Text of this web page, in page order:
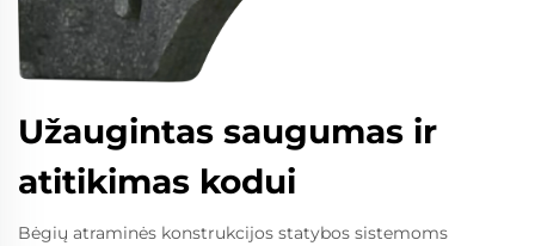
Užaugintas saugumas ir
atitikimas kodui
Bėgių atraminės konstrukcijos statybos sistemoms